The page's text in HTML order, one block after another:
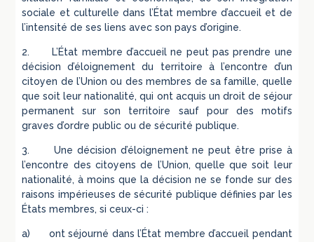
sociale et culturelle dans l’État membre d’accueil et de
l’intensité de ses liens avec son pays d’origine.
2. L’État membre d’accueil ne peut pas prendre une
décision d’éloignement du territoire à l’encontre d’un
citoyen de l’Union ou des membres de sa famille, quelle
que soit leur nationalité, qui ont acquis un droit de séjour
permanent sur son territoire sauf pour des motifs
graves d’ordre public ou de sécurité publique.
3. Une décision d’éloignement ne peut être prise à
l’encontre des citoyens de l’Union, quelle que soit leur
nationalité, à moins que la décision ne se fonde sur des
raisons impérieuses de sécurité publique définies par les
États membres, si ceux-ci :
a) ont séjourné dans l’État membre d’accueil pendant